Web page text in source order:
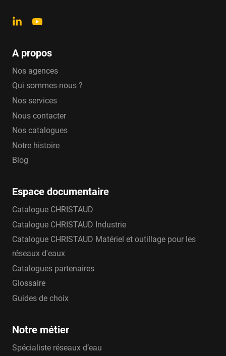
A propos
Nos agences
Qui sommes-nous ?
Nos services
Nous contacter
Nos catalogues
Notre histoire
Blog
Espace documentaire
Catalogue CHRISTAUD
Catalogue CHRISTAUD Industrie
Catalogue CHRISTAUD Matériel et outillage pour les
réseaux d'eaux
Catalogues partenaires
Glossaire
Guides de choix
Notre métier
Spécialiste réseaux d’eau